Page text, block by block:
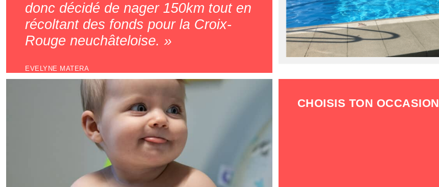
donc décidé de nager 150km tout en
récoltant des fonds pour la Croix-
Rouge neuchâteloise.
EVELYNE MATERA
CHOISIS TON OCCASION